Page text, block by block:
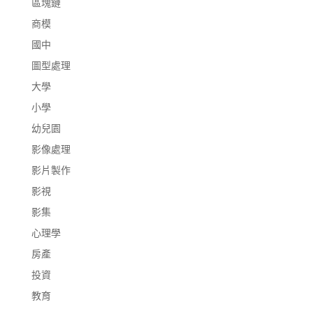
商模
國中
圖型處理
大學
小學
幼兒園
影像處理
影片製作
影視
影集
心理學
房產
投資
教育